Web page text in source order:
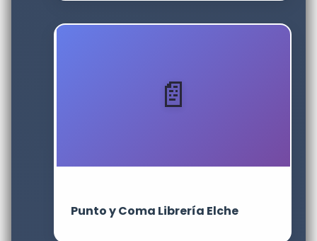
Punto y Coma Librería Elche